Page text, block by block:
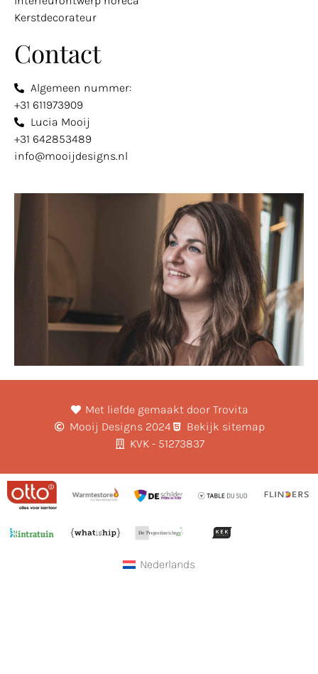
Kerstdecorateur
Contact
Algemeen nummer:
+31 611973909
Lucia Mooij
+31 642853489
info@mooijdesigns.nl
Met liefde gemaakt door Trovita
Mooij Designs 2024
Bekijk sitemap
KVK - 51273837
Nederlands